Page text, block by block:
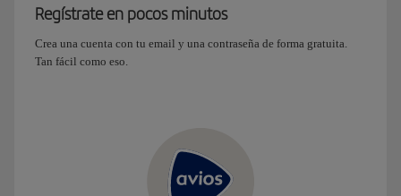
Regístrate en pocos minutos
Crea una cuenta con tu email y una contraseña de forma gratuita.
Tan fácil como eso.